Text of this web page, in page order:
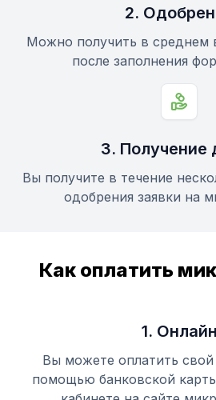
2.
Mожно получить в среднем
после заполнения
3. Получение
Вы получите в течение
одобрения заявки на
Как оплатить
1. Онлайн
Вы можете оплатить
помощью банковской